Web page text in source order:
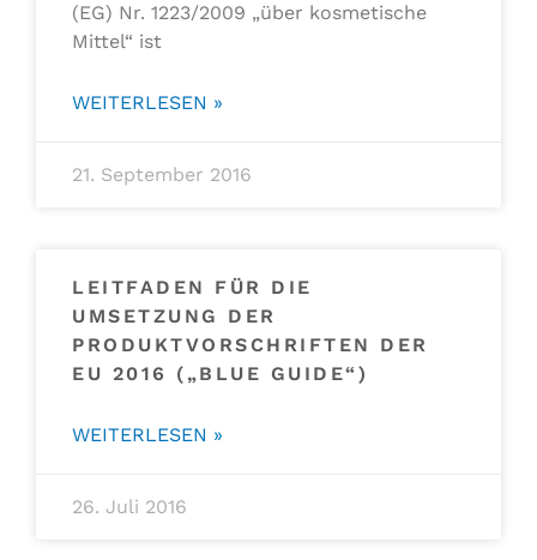
(EG) Nr. 1223/2009 „über kosmetische
Mittel“ ist
WEITERLESEN »
21. September 2016
LEITFADEN FÜR DIE
UMSETZUNG DER
PRODUKTVORSCHRIFTEN DER
EU 2016 („BLUE GUIDE“)
WEITERLESEN »
26. Juli 2016